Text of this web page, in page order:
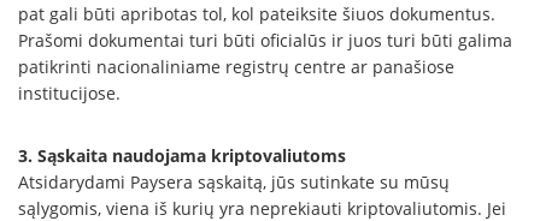
pat gali būti apribotas tol, kol pateiksite šiuos dokumentus.
Prašomi dokumentai turi būti oficialūs ir juos turi būti galima
patikrinti nacionaliniame registrų centre ar panašiose
institucijose.
3. Sąskaita naudojama kriptovaliutoms
Atsidarydami Paysera sąskaitą, jūs sutinkate su mūsų
sąlygomis, viena iš kurių yra neprekiauti kriptovaliutomis. Jei